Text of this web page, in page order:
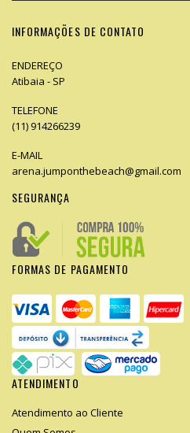
INFORMAÇÕES DE CONTATO
ENDEREÇO
Atibaia - SP
TELEFONE
(11) 914266239
E-MAIL
arena.jumponthebeach@gmail.com
SEGURANÇA
FORMAS DE PAGAMENTO
ATENDIMENTO
Atendimento ao Cliente